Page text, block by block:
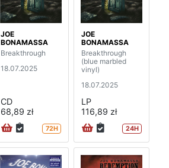
JOE
BONAMASSA
Breakthrough
18.07.2025
CD
68,89 zł
72H
JOE
BONAMASSA
Breakthrough
(blue marbled
vinyl)
18.07.2025
LP
116,89 zł
24H